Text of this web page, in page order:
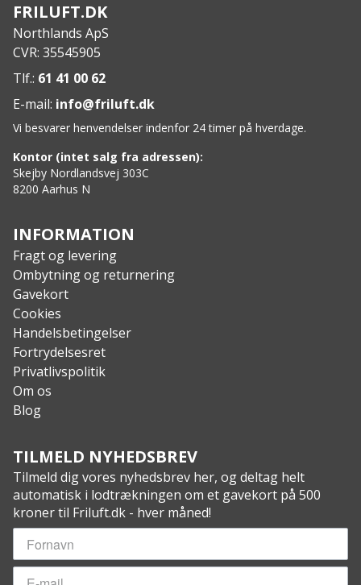
FRILUFT.DK
Northlands ApS
CVR: 35545905
Tlf.: 61 41 00 62
E-mail: info@friluft.dk
Vi besvarer henvendelser indenfor 24 timer på hverdage.
Kontor (intet salg fra adressen):
Skejby Nordlandsvej 303C
8200 Aarhus N
INFORMATION
Fragt og levering
Ombytning og returnering
Gavekort
Cookies
Handelsbetingelser
Fortrydelsesret
Privatlivspolitik
Om os
Blog
TILMELD NYHEDSBREV
Tilmeld dig vores nyhedsbrev her, og deltag helt
automatisk i lodtrækningen om et gavekort på 500
kroner til Friluft.dk - hver måned!